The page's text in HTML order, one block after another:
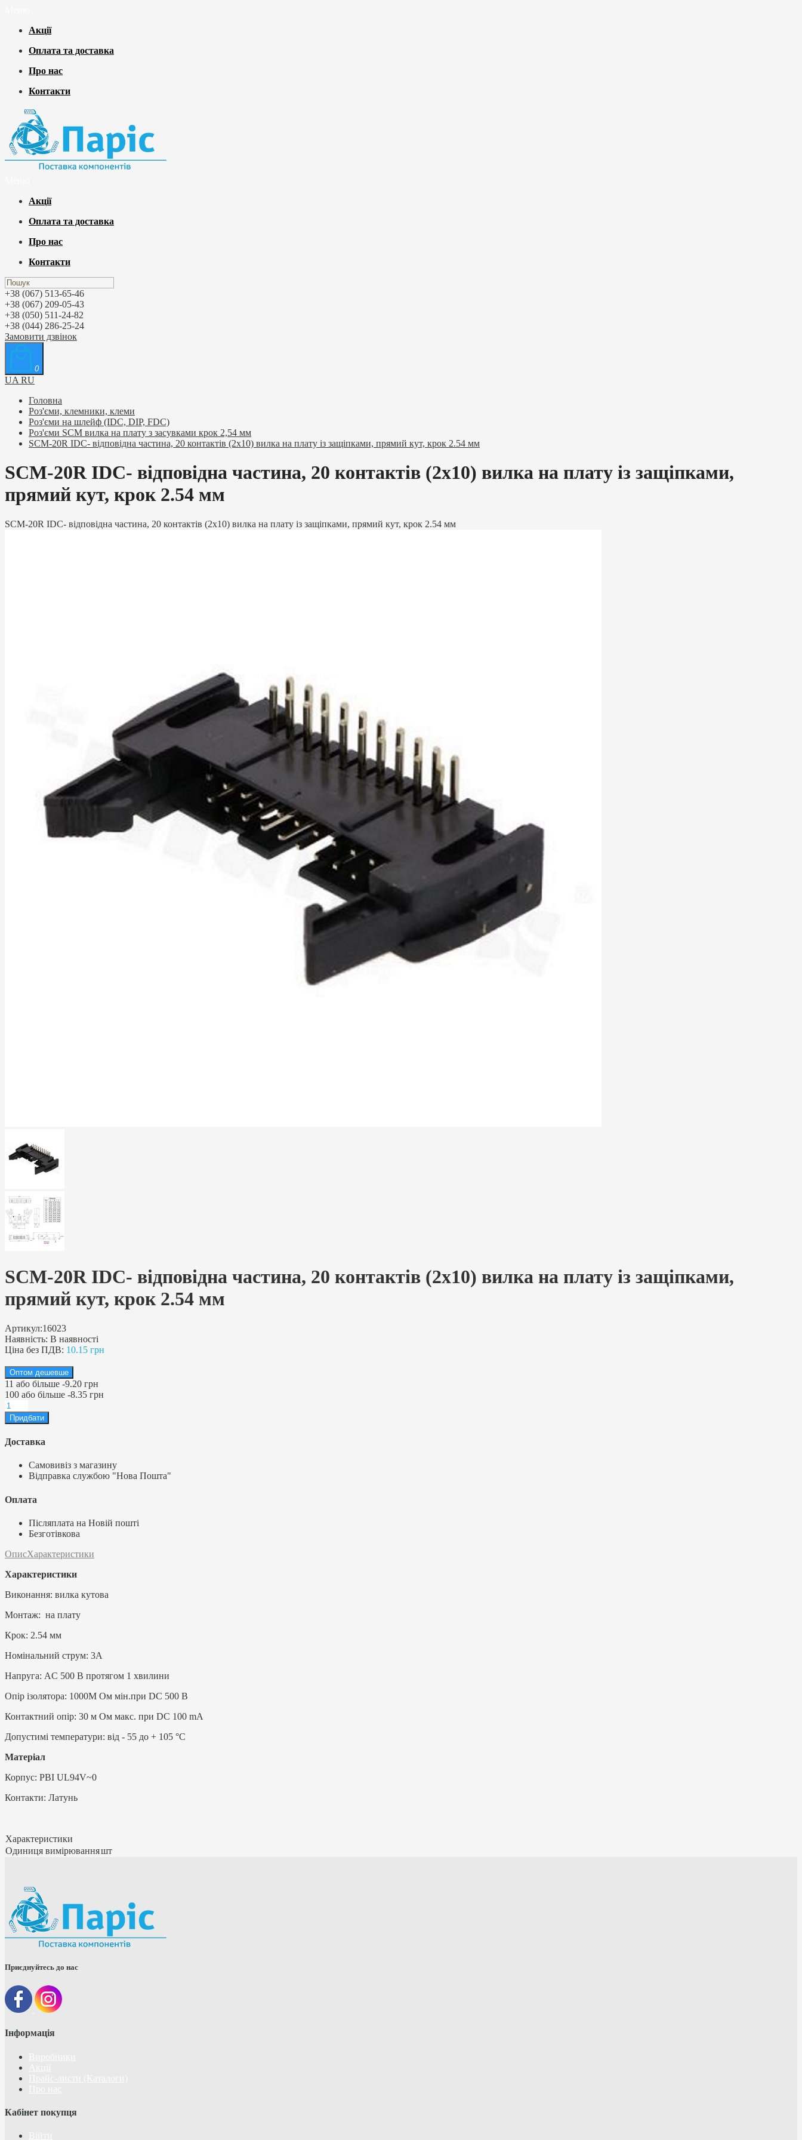
Акції
Оплата та доставка
Про нас
Контакти
Акції
Оплата та доставка
Про нас
Контакти
+38 (067) 513-65-46
+38 (067) 209-05-43
+38 (050) 511-24-82
+38 (044) 286-25-24
Замовити дзвінок
0
UA RU
Головна
Роз'єми, клемники, клеми
Роз'єми на шлейф (IDC, DIP, FDC)
Роз'єми SCM вилка на плату з засувками крок 2,54 мм
SCM-20R IDC- відповідна частина, 20 контактів (2х10) вилка на плату із защіпками, прямий кут, крок 2.54 мм
SCM-20R IDC- відповідна частина, 20 контактів (2х10) вилка на плату із защіпками,
прямий кут, крок 2.54 мм
SCM-20R IDC- відповідна частина, 20 контактів (2х10) вилка на плату із защіпками, прямий кут, крок 2.54 мм
SCM-20R IDC- відповідна частина, 20 контактів (2х10) вилка на плату із защіпками,
прямий кут, крок 2.54 мм
Артикул:16023
Наявність: В наявності
Ціна без ПДВ: 10.15 грн
Оптом дешевше
11 або більше -9.20 грн
100 або більше -8.35 грн
Доставка
Самовивіз з магазину
Відправка службою "Нова Пошта"
Оплата
Післяплата на Новій пошті
Безготівкова
ОписХарактеристики
Характеристики
Виконання: вилка кутова
Монтаж: на плату
Крок: 2.54 мм
Номінальний струм: 3А
Напруга: AC 500 В протягом 1 хвилини
Опір ізолятора: 1000M Ом мін.при DC 500 В
Контактний опір: 30 м Ом макс. при DC 100 mA
Допустимі температури: від - 55 до + 105 °С
Матеріал
Корпус: PBI UL94V~0
Контакти: Латунь
Характеристики
Одиниця вимірюванняшт
Приєднуйтесь до нас
Інформація
Кабінет покупця